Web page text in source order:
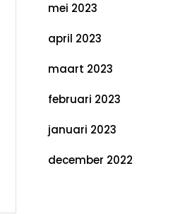
mei 2023
april 2023
maart 2023
februari 2023
januari 2023
december 2022